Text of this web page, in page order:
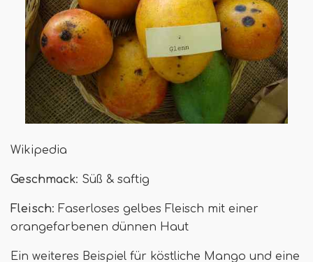
Wikipedia
Geschmack: Süß & saftig
Fleisch: Faserloses gelbes Fleisch mit einer
orangefarbenen dünnen Haut
Ein weiteres Beispiel für köstliche Mango und eine